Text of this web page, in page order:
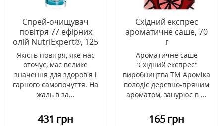
Спрей-очищувач
повітря 77 ефірних
олій NutriExpert®, 125
мл
Якість повітря, яке нас
оточує, має велике
значення для здоров'я і
гарного самопочуття. На
жаль в за...
431 грн
Східний експрес
ароматичне саше, 70
г
Ароматичне саше
"Східний експрес"
виробництва ТМ Ароміка
володіє деревно-пряним
ароматом, занурює в ...
165 грн